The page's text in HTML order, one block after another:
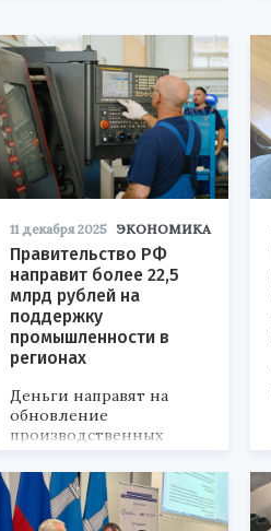
11 декабря 2025 ЭКОНОМИКА
Правительство РФ
направит более 22,5
млрд рублей на
поддержку
промышленности в
регионах
Деньги направят на
обновление
производственных
мощностей.